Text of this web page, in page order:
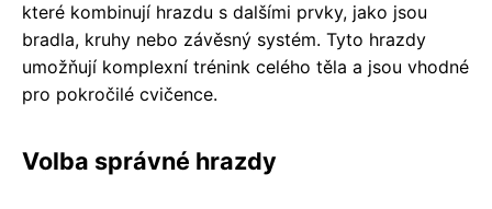
které kombinují hrazdu s dalšími prvky, jako jsou
bradla, kruhy nebo závěsný systém. Tyto hrazdy
umožňují komplexní trénink celého těla a jsou vhodné
pro pokročilé cvičence.
Volba správné hrazdy